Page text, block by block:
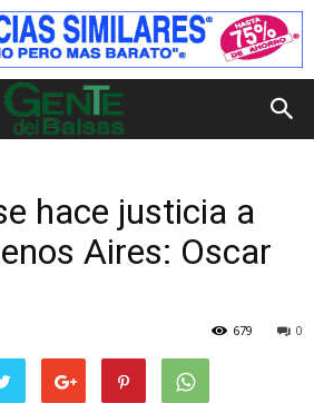
hace justicia a
Aires: Oscar
0
679